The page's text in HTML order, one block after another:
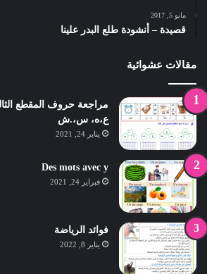
مايو 5, 2017
قصيدة – أنشودة طلع البدر علينا
مقالات عشوائية
مراجعة حروف المقطع
ع،ه، س،.ش
يناير 24, 2021
Des mots avec y
فبراير 24, 2021
فوائد الرياضة
يناير 8, 2022